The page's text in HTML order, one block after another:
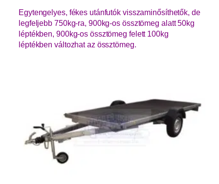
Egytengelyes, fékes utánfutók visszaminősíthetők, de
legfeljebb 750kg-ra, 900kg-os össztömeg alatt 50kg
léptékben, 900kg-os össztömeg felett 100kg
léptékben változhat az össztömeg.